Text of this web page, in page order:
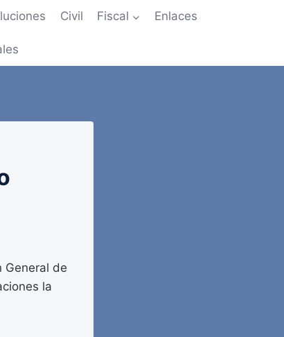
Civil Fiscal Enlaces
General de
la